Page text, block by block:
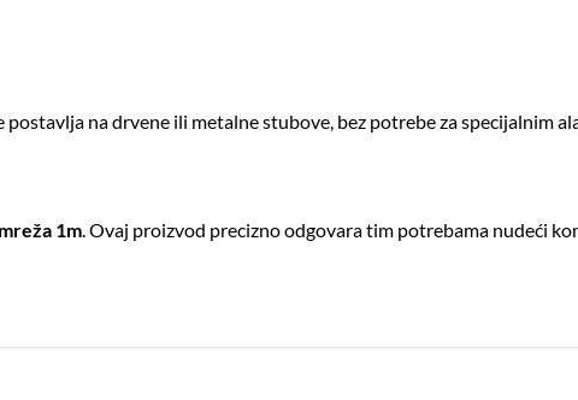
na drvene ili metalne stubove, bez potrebe za specijalnim
1m. Ovaj proizvod precizno odgovara tim potrebama nudeći